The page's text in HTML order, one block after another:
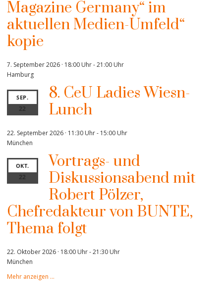
Magazine Germany“ im
aktuellen Medien-Umfeld“
kopie
7. September 2026 · 18:00 Uhr-21:00 Uhr
Hamburg
SEP.
22
8. CeU Ladies Wiesn-
Lunch
22. September 2026 · 11:30 Uhr- 15:00 Uhr
München
OKT.
22
Vortrags- und
Diskussionsabend mit
Robert Pölzer,
Chefredakteur von BUNTE,
Thema folgt
22. Oktober 2026 · 18:00 Uhr-21:30 Uhr
München
Mehr anzeigen …